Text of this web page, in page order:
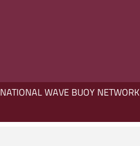
NATIONAL WAVE BUOY NETWORK